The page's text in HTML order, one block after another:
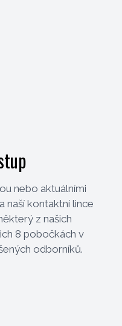
nebo aktuálními
naší kontaktní lince
z našich
8 pobočkách v
odborníků.